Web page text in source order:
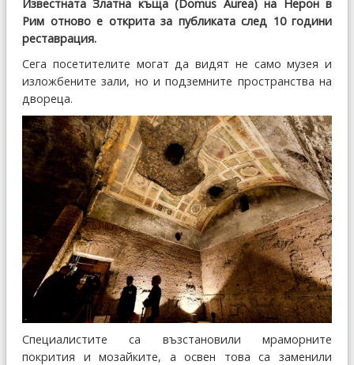
Известната Златна къща (Domus Aurea) на Нерон в
Рим отново е открита за публиката след 10 години
реставрация.
Сега посетителите могат да видят не само музея и
изложбените зали, но и подземните пространства на
двореца.
Специалистите са възстановили мраморните
покрития и мозайките, а освен това са заменили